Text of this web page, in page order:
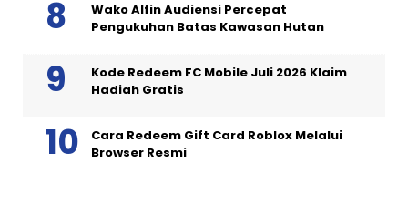
Wako Alfin Audiensi Percepat
Pengukuhan Batas Kawasan Hutan
Kode Redeem FC Mobile Juli 2026 Klaim
Hadiah Gratis
Cara Redeem Gift Card Roblox Melalui
Browser Resmi